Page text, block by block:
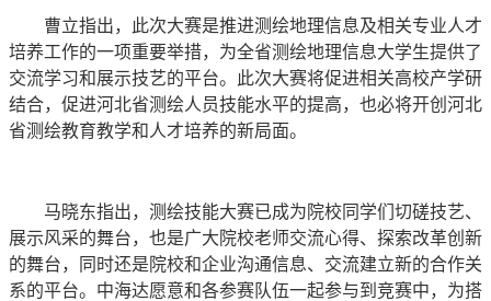
曹立指出，此次大赛是推进测绘地理信息及相关专业人才
培养工作的一项重要举措，为全省测绘地理信息大学生提供了
交流学习和展示技艺的平台。此次大赛将促进相关高校产学研
结合，促进河北省测绘人员技能水平的提高，也必将开创河北
省测绘教育教学和人才培养的新局面。
马晓东指出，测绘技能大赛已成为院校同学们切磋技艺、
展示风采的舞台，也是广大院校老师交流心得、探索改革创新
的舞台，同时还是院校和企业沟通信息、交流建立新的合作关
系的平台。中海达愿意和各参赛队伍一起参与到竞赛中，为搭